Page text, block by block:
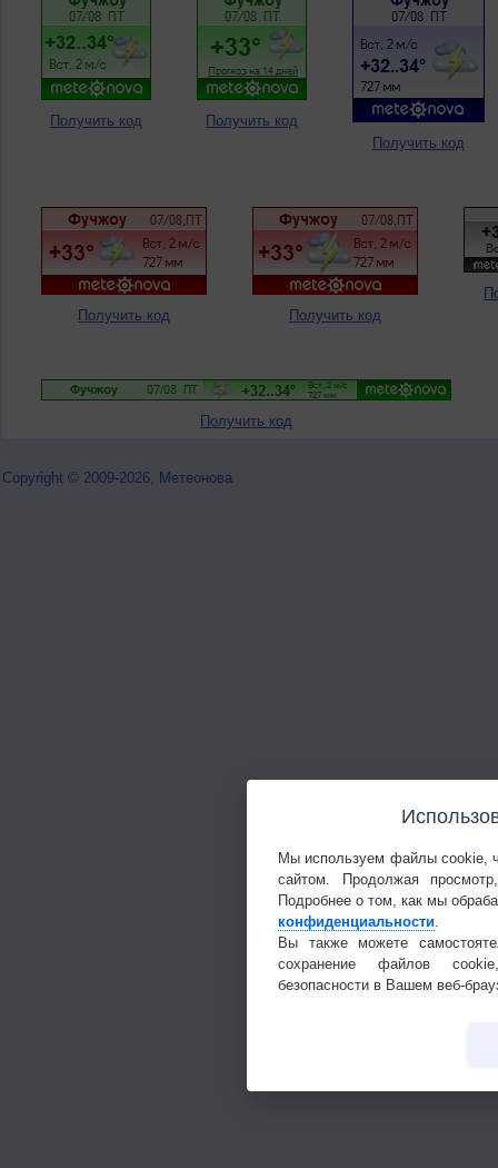
Получить код
Получить код
Получить код
Получить код Получить код
Получить код
Copyright © 2009-2026, Метеонова
Мы используем файлы cookie,
сайтом. Продолжая
Подробнее о том, как мы
конфиденциальности
Вы также можете
сохранение файлов
безопасности в Вашем веб-